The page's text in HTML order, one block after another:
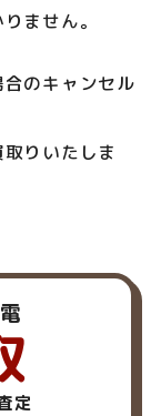
ません。
のキャンセル
りいたしま
定